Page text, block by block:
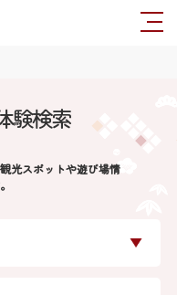
験検索
光スポットや遊び場情